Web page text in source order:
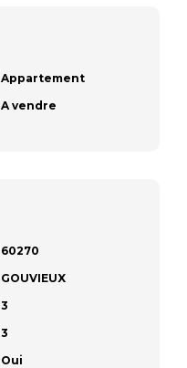
Appartement
A vendre
60270
GOUVIEUX
3
3
Oui